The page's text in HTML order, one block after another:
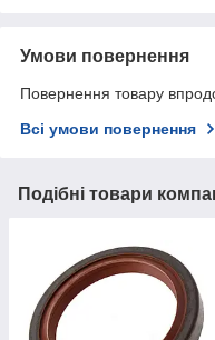
Умови повернення
Повернення товару
Всі умови повернення
Подібні товари